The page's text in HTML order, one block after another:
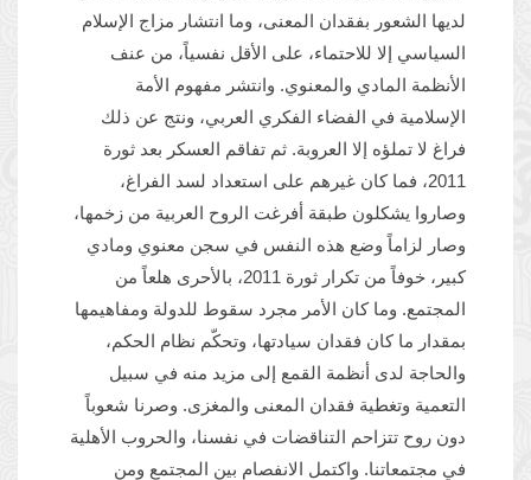
لديها الشعور بفقدان المعنى، وما انتشار مزاج الإسلام
السياسي إلا للاحتماء، على الأقل نفسياً، من عنف
الأنظمة المادي والمعنوي. وانتشر مفهوم الأمة
الإسلامية في الفضاء الفكري العربي، ونتج عن ذلك
فراغ لا تملؤه إلا العروبة. ثم تفاقم العسكر بعد ثورة
2011، فما كان غيرهم على استعداد لسد الفراغ،
وصاروا يشكلون طبقة أفرغت الروح العربية من زخمها،
وصار لزاماً وضع هذه النفس في سجن معنوي ومادي
كبير، خوفاً من تكرار ثورة 2011، بالأحرى هلعاً من
المجتمع. وما كان الأمر مجرد سقوط للدولة ومفاهيمها
بمقدار ما كان فقدان سيادتها، وتحكّم نظام الحكم،
والحاجة لدى أنظمة القمع إلى مزيد منه في سبيل
التعمية وتغطية فقدان المعنى والمغزى. وصرنا شعوباً
دون روح تتزاحم التناقضات في نفسنا، والحروب الأهلية
في مجتمعاتنا. واكتمل الانفصام بين المجتمع ومن